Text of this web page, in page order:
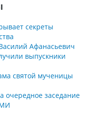
секреты
Афанасьевич
выпускники
святой мученицы
очередное заседание